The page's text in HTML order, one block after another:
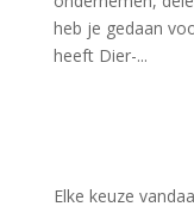
heb je gedaan
heeft Dier-...
Elke keuze